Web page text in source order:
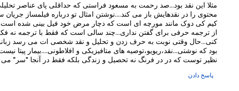
مثلا این نقد بود...صد رحمت به مسعود فراستی که حداقلی پای عناصر
محتوی را در نقدهایش باز می کند....نوشتن امثال تو درباره فیلمساز
کیم کی دوک مانند مورچه ای است که دچار مرض خود فیل بینی شده است و
از ترجمه حرفی برای گفتن نداری...چند سالی است که فقط با ترجمه نه
کنی...حال وقتی نوبت به حرف زدن و تحلیل و نقد شخصی ات می رسد زبانت
بود که نوشتی...نقد،ریویو،توصیه های متافیزیکی و افلاطونی....بیمار پیتا
نظیر توست که در در فرنگ نه تحصیل و زندگی بلکه فقط در آنجا "سر" می
پاسخ دادن